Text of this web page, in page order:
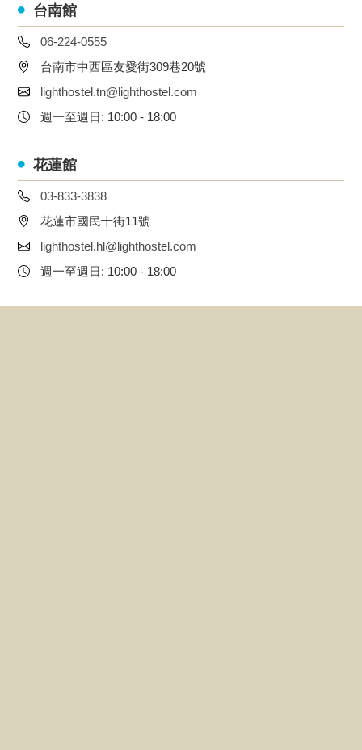
台南館
06-224-0555
台南市中西區友愛街309巷20號
lighthostel.tn@lighthostel.com
週一至週日: 10:00 - 18:00
花蓮館
03-833-3838
花蓮市國民十街11號
lighthostel.hl@lighthostel.com
週一至週日: 10:00 - 18:00